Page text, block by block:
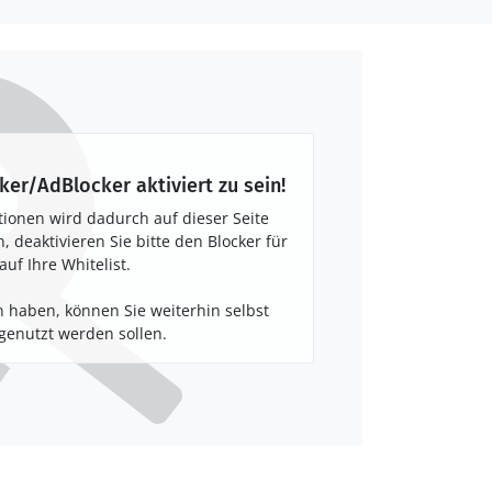
AdBlocker aktiviert zu sein!
wird dadurch auf dieser Seite
deaktivieren Sie bitte den Blocker für
Ihre Whitelist.
können Sie weiterhin selbst
werden sollen.